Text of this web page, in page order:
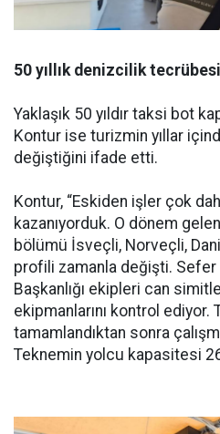
50 yıllık denizcilik tecrübesi
Yaklaşık 50 yıldır taksi bot
Kontur ise turizmin yıllar
değiştiğini ifade etti.
Kontur, “Eskiden işler çok
kazanıyorduk. O dönem
bölümü İsveçli, Norveçli,
profili zamanla değişti.
Başkanlığı ekipleri can
ekipmanlarını kontrol ediyor.
tamamlandıktan sonra
Teknemin yolcu kapasitesi